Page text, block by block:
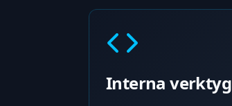
Interna verktyg